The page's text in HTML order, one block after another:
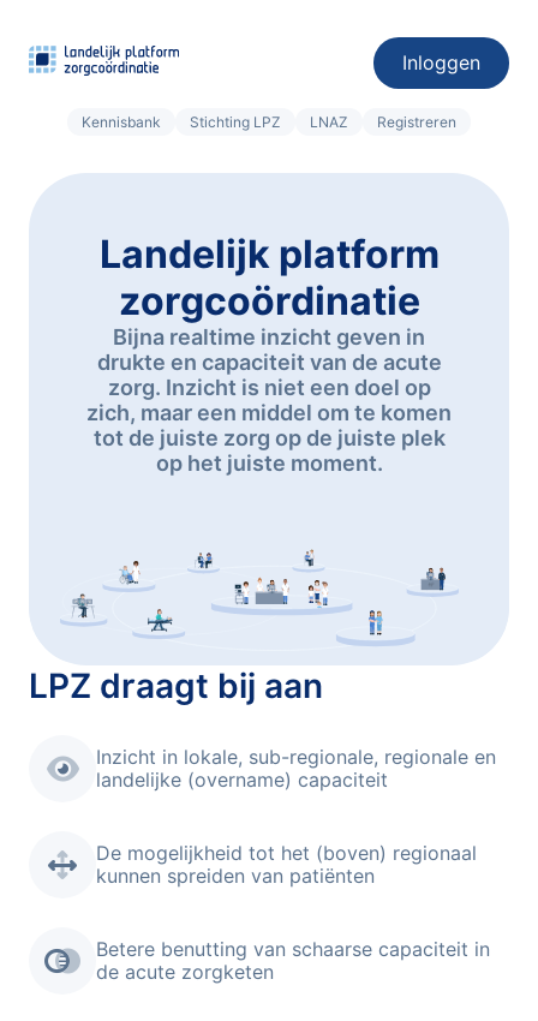
Landelijk platform
zorgcoördinatie
Bijna realtime inzicht geven in
drukte en capaciteit van de acute
zorg. Inzicht is niet een doel op
zich, maar een middel om te komen
tot de juiste zorg op de juiste plek
op het juiste moment.
LPZ draagt bij aan
Inzicht in lokale, sub-regionale, regionale en
landelijke (overname) capaciteit
De mogelijkheid tot het (boven) regionaal
kunnen spreiden van patiënten
Betere benutting van schaarse capaciteit in
de acute zorgketen
Inloggen
Kennisbank Stichting LPZ LNAZ Registreren